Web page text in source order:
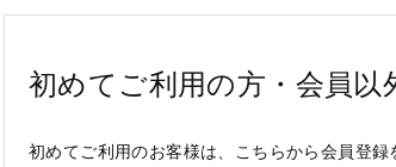
初めてご利用の方・会員以
初めてご利用のお客様は、こちらから会員登録